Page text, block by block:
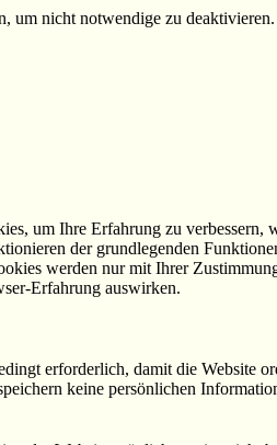
um nicht notwendige zu
um Ihre Erfahrung zu
der grundlegenden
werden nur mit Ihrer
Erfahrung auswirken.
erforderlich, damit die Website
keine persönlichen